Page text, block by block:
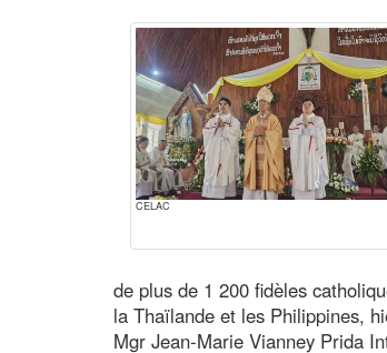
CELAC
de plus de 1 200 fidèles
la Thaïlande et les Philippines,
Mgr Jean-Marie Vianney Prida